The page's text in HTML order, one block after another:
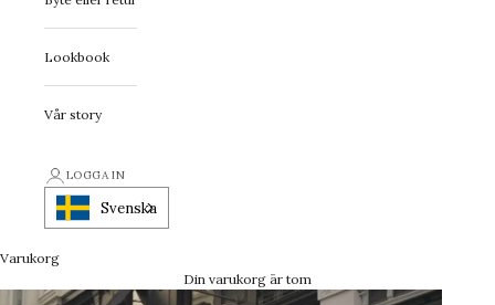
Lookbook
Vår story
LOGGA IN
Svenska
Varukorg
Din varukorg är tom